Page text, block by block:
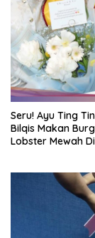
Seru! Ayu Ting
Bilqis Makan
Lobster Mewah